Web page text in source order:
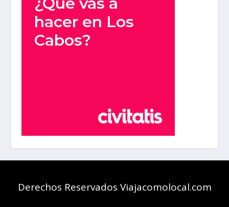
Derechos Reservados Viajacomolocal.com